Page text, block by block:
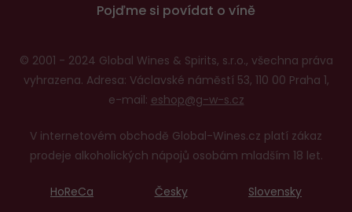
Pojďme si povídat o víně
© 2001 - 2024 Global Wines & Spirits, s.r.o., všechna práva
vyhrazena. Adresa: Václavské náměstí 53, 110 00 Praha 1,
e-mail: eshop@g-w-s.cz
V internetovém obchodě Global-Wines.cz platí zákaz
prodeje alkoholických nápojů osobám mladším 18 let.
HoReCa Česky Slovensky